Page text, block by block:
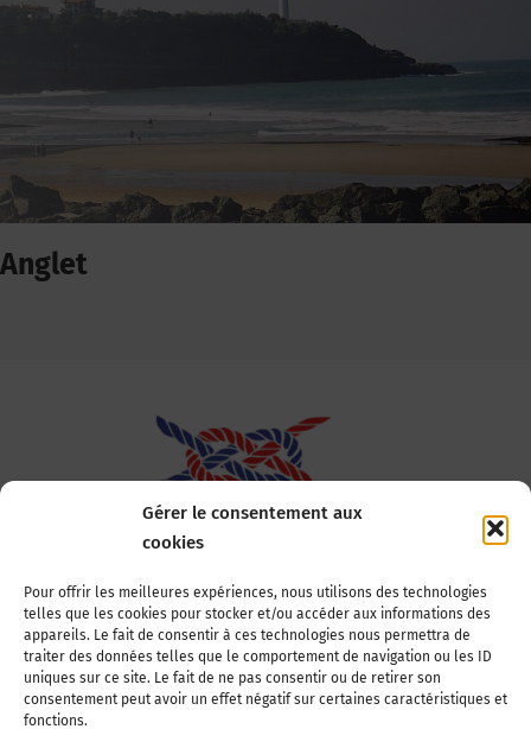
Gérer le consentement aux
cookies
Pour offrir les meilleures expériences, nous utilisons des technologies
telles que les cookies pour stocker et/ou accéder aux informations des
appareils. Le fait de consentir à ces technologies nous permettra de
traiter des données telles que le comportement de navigation ou les ID
uniques sur ce site. Le fait de ne pas consentir ou de retirer son
consentement peut avoir un effet négatif sur certaines caractéristiques et
fonctions.
Anglet
Association Nationale des Elus des Littoraux
22, boulevard de la Tour-Maubourg
75007 Paris
Tél : 01 44 11 11 70
E-mail : anel-secretariat@anel.asso.fr